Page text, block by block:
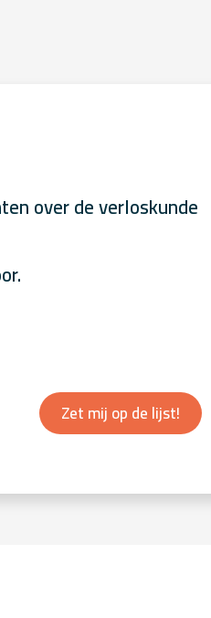
over de verloskunde
Zet mij op de lijst!